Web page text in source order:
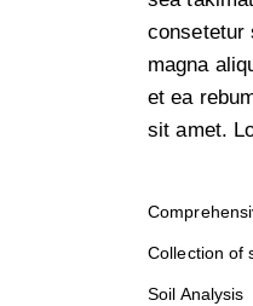
consetetur
magna
et ea
sit amet.
Collection of
Soil Analysis